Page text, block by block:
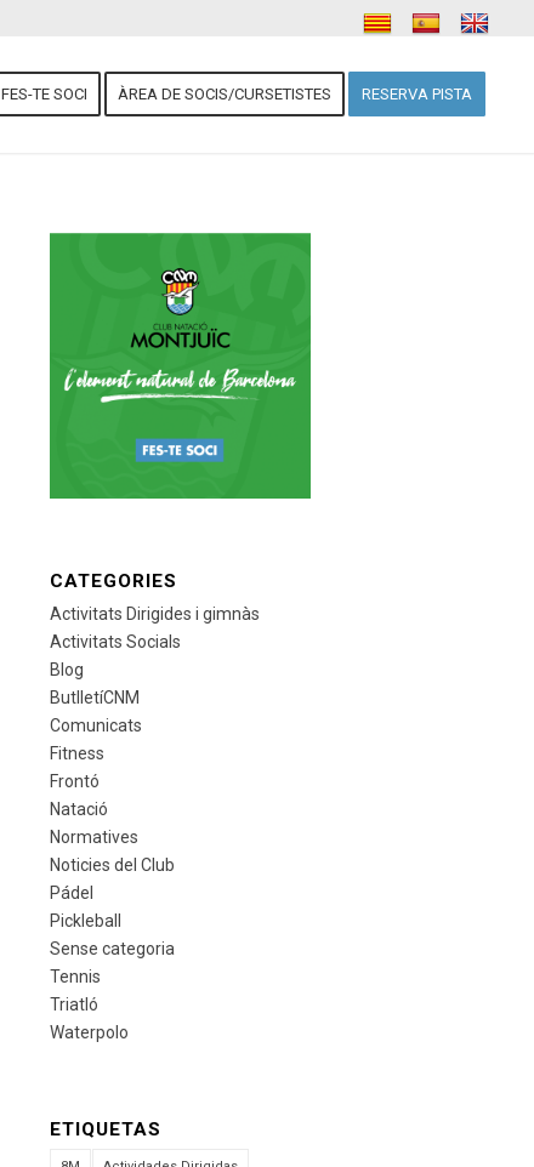
FES-TE SOCI ÀREA DE SOCIS/CURSETISTES RESERVA PISTA
CATEGORIES
Activitats Dirigides i gimnàs
Activitats Socials
Blog
ButlletíCNM
Comunicats
Fitness
Frontó
Natació
Normatives
Noticies del Club
Pádel
Pickleball
Sense categoria
Tennis
Triatló
Waterpolo
ETIQUETAS